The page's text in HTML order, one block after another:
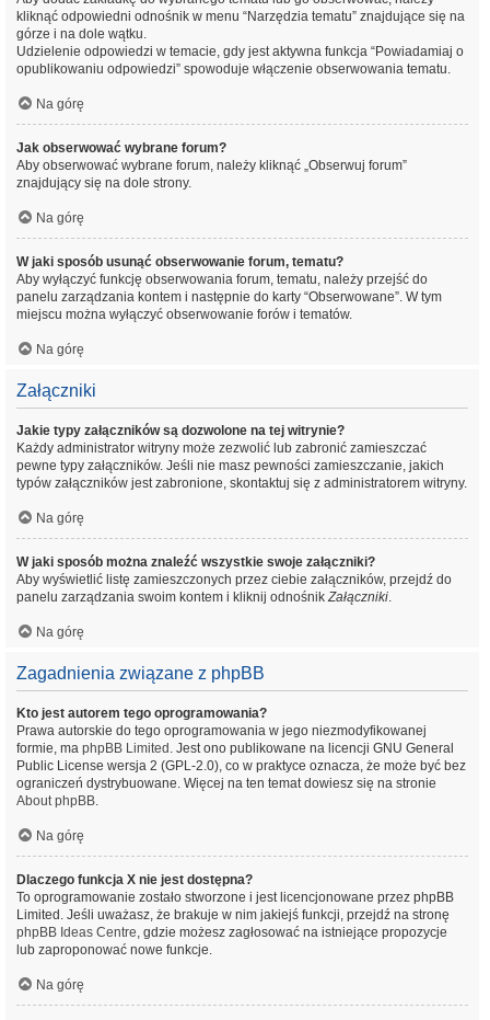
kliknąć odpowiedni odnośnik w menu “Narzędzia tematu” znajdujące się na
górze i na dole wątku.
Udzielenie odpowiedzi w temacie, gdy jest aktywna funkcja “Powiadamiaj o
opublikowaniu odpowiedzi” spowoduje włączenie obserwowania tematu.
Na górę
Jak obserwować wybrane forum?
Aby obserwować wybrane forum, należy kliknąć „Obserwuj forum”
znajdujący się na dole strony.
Na górę
W jaki sposób usunąć obserwowanie forum, tematu?
Aby wyłączyć funkcję obserwowania forum, tematu, należy przejść do
panelu zarządzania kontem i następnie do karty “Obserwowane”. W tym
miejscu można wyłączyć obserwowanie forów i tematów.
Na górę
Załączniki
Jakie typy załączników są dozwolone na tej witrynie?
Każdy administrator witryny może zezwolić lub zabronić zamieszczać
pewne typy załączników. Jeśli nie masz pewności zamieszczanie, jakich
typów załączników jest zabronione, skontaktuj się z administratorem witryny.
Na górę
W jaki sposób można znaleźć wszystkie swoje załączniki?
Aby wyświetlić listę zamieszczonych przez ciebie załączników, przejdź do
panelu zarządzania swoim kontem i kliknij odnośnikZałączniki.
Na górę
Zagadnienia związane z phpBB
Kto jest autorem tego oprogramowania?
Prawa autorskie do tego oprogramowania w jego niezmodyfikowanej
formie, ma phpBB Limited . Jest ono publikowane na licencji GNU General
Public License wersja 2 (GPL-2.0), co w praktyce oznacza, że może być bez
ograniczeń dystrybuowane. Więcej na ten temat dowiesz się na stronie
About phpBB.
Na górę
Dlaczego funkcja X nie jest dostępna?
To oprogramowanie zostało stworzone i jest licencjonowane przez phpBB
Limited. Jeśli uważasz, że brakuje w nim jakiejś funkcji, przejdź na stronę
phpBB Ideas Centre, gdzie możesz zagłosować na istniejące propozycje
lub zaproponować nowe funkcje.
Na górę